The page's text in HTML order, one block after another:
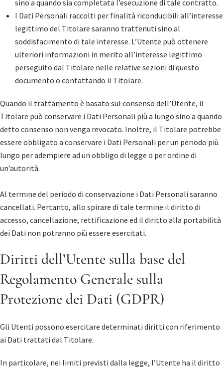
sino a quando sia completata l’esecuzione di tale contratto.
I Dati Personali raccolti per finalità riconducibili all’interesse
legittimo del Titolare saranno trattenuti sino al
soddisfacimento di tale interesse. L’Utente può ottenere
ulteriori informazioni in merito all’interesse legittimo
perseguito dal Titolare nelle relative sezioni di questo
documento o contattando il Titolare.
Quando il trattamento è basato sul consenso dell’Utente, il
Titolare può conservare i Dati Personali più a lungo sino a quando
detto consenso non venga revocato. Inoltre, il Titolare potrebbe
essere obbligato a conservare i Dati Personali per un periodo più
lungo per adempiere ad un obbligo di legge o per ordine di
un’autorità.
Al termine del periodo di conservazione i Dati Personali saranno
cancellati. Pertanto, allo spirare di tale termine il diritto di
accesso, cancellazione, rettificazione ed il diritto alla portabilità
dei Dati non potranno più essere esercitati.
Diritti dell’Utente sulla base del
Regolamento Generale sulla
Protezione dei Dati (GDPR)
Gli Utenti possono esercitare determinati diritti con riferimento
ai Dati trattati dal Titolare.
In particolare, nei limiti previsti dalla legge, l’Utente ha il diritto